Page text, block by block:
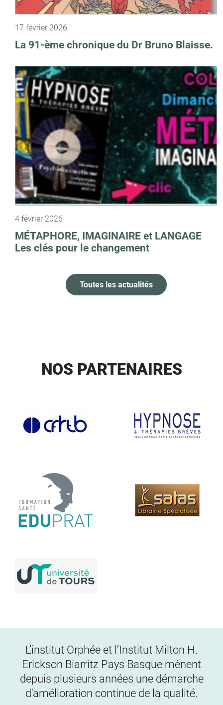
17 février 2026
La 91-ème chronique du Dr Bruno Blaisse.
4 février 2026
MÉTAPHORE, IMAGINAIRE et LANGAGE
Les clés pour le changement
Toutes les actualités
NOS PARTENAIRES
L’institut Orphée et l’Institut Milton H.
Erickson Biarritz Pays Basque mènent
depuis plusieurs années une démarche
d'amélioration continue de la qualité.